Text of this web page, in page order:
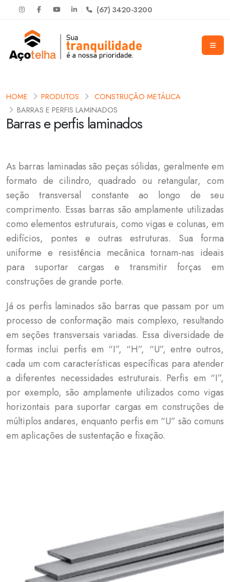
(67) 3420-3200
Barras e perfis laminados
HOME PRODUTOS
CONSTRUÇÃO METÁLICA
BARRAS E PERFIS LAMINADOS
As barras laminadas são peças sólidas, geralmente em
formato de cilindro, quadrado ou retangular, com
seção transversal constante ao longo de seu
comprimento. Essas barras são amplamente utilizadas
como elementos estruturais, como vigas e colunas, em
edifícios, pontes e outras estruturas. Sua forma
uniforme e resistência mecânica tornam-nas ideais
para suportar cargas e transmitir forças em
construções de grande porte.
Já os perfis laminados são barras que passam por um
processo de conformação mais complexo, resultando
em seções transversais variadas. Essa diversidade de
formas inclui perfis em “I”, “H”, “U”, entre outros,
cada um com características específicas para atender
a diferentes necessidades estruturais. Perfis em “I”,
por exemplo, são amplamente utilizados como vigas
horizontais para suportar cargas em construções de
múltiplos andares, enquanto perfis em “U” são comuns
em aplicações de sustentação e fixação.